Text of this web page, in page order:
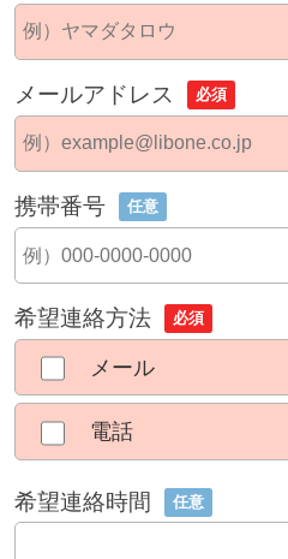
メールアドレス 必須
携帯番号 任意
希望連絡方法 必須
メール
電話
希望連絡時間 任意